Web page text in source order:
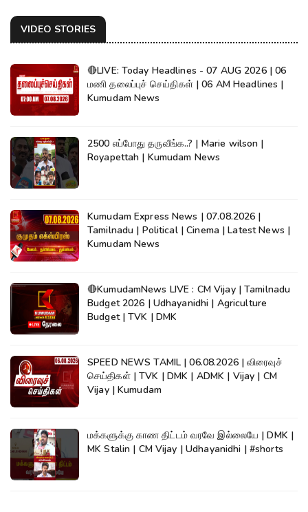
VIDEO STORIES
🔴LIVE: Today Headlines - 07 AUG 2026 | 06
மணி தலைப்புச் செய்திகள் | 06 AM Headlines |
Kumudam News
2500 எப்போது தருவீங்க..? | Marie wilson |
Royapettah | Kumudam News
Kumudam Express News | 07.08.2026 |
Tamilnadu | Political | Cinema | Latest News |
Kumudam News
🔴KumudamNews LIVE : CM Vijay | Tamilnadu
Budget 2026 | Udhayanidhi | Agriculture
Budget | TVK | DMK
SPEED NEWS TAMIL | 06.08.2026 | விரைவுச்
செய்திகள் | TVK | DMK | ADMK | Vijay | CM
Vijay | Kumudam
மக்களுக்கு காண திட்டம் வரவே இல்லையே | DMK |
MK Stalin | CM Vijay | Udhayanidhi | #shorts